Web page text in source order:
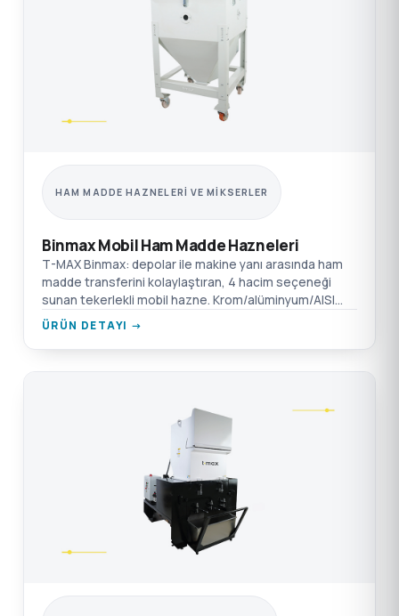
HAM MADDE HAZNELERI VE MIKSERLER
Binmax Mobil Ham Madde Hazneleri
T-MAX Binmax: depolar ile makine yanı arasında ham
madde transferini kolaylaştıran, 4 hacim seçeneği
sunan tekerlekli mobil hazne. Krom/alüminyum/AISI
304 SST seçenekleri.
ÜRÜN DETAYI →